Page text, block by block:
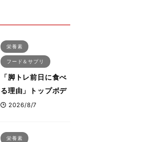
栄養素
フード＆サプリ
「脚トレ前日に食べ
る理由」トップボデ
ィビルダーが愛用す
ンプル回復メシと
2026/8/7
栄養素